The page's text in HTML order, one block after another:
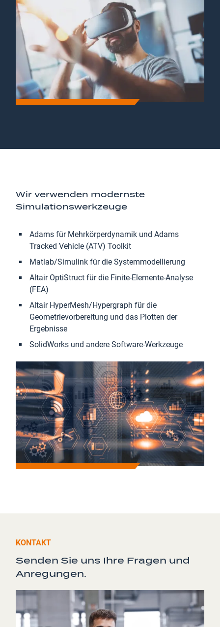
Wir verwenden modernste
Simulationswerkzeuge
Adams für Mehrkörperdynamik und Adams
Tracked Vehicle (ATV) Toolkit
Matlab/Simulink für die Systemmodellierung
Altair OptiStruct für die Finite-Elemente-Analyse
(FEA)
Altair HyperMesh/Hypergraph für die
Geometrievorbereitung und das Plotten der
Ergebnisse
SolidWorks und andere Software-Werkzeuge
KONTAKT
Senden Sie uns Ihre Fragen und
Anregungen.